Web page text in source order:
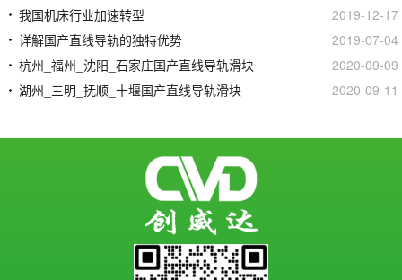
我国机床行业加速转型
2019-12-17
详解国产直线导轨的独特优势
2019-07-04
杭州_福州_沈阳_石家庄国产直线导轨滑块
2020-09-09
湖州_三明_抚顺_十堰国产直线导轨滑块
2020-09-11